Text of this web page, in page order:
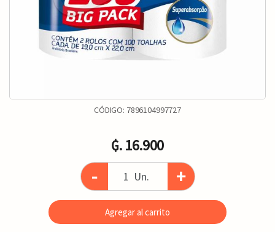
CÓDIGO: 7896104997727
₲. 16.900
- Un. +
Agregar al carrito